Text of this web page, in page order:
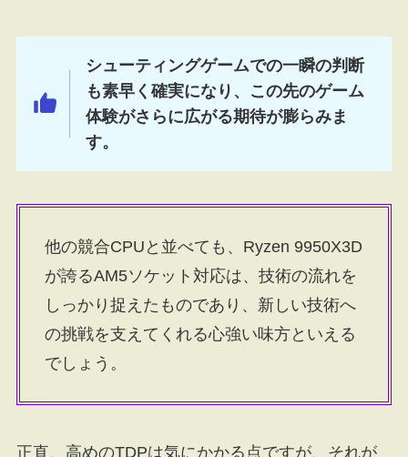
シューティングゲームでの一瞬の判断
も素早く確実になり、この先のゲーム
体験がさらに広がる期待が膨らみま
す。
他の競合CPUと並べても、Ryzen 9950X3D
が誇るAM5ソケット対応は、技術の流れを
しっかり捉えたものであり、新しい技術へ
の挑戦を支えてくれる心強い味方といえる
でしょう。
正直、高めのTDPは気にかかる点ですが、それが